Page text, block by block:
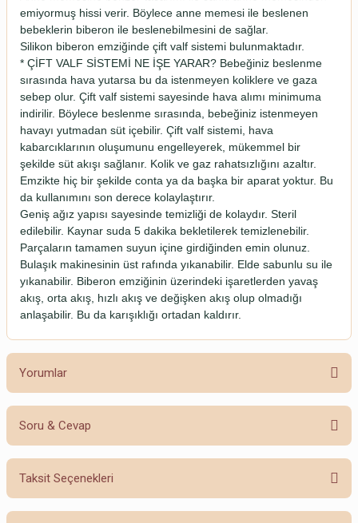
emiyormuş hissi verir. Böylece anne memesi ile beslenen
bebeklerin biberon ile beslenebilmesini de sağlar.
Silikon biberon emziğinde çift valf sistemi bulunmaktadır.
* ÇİFT VALF SİSTEMİ NE İŞE YARAR? Bebeğiniz beslenme
sırasında hava yutarsa bu da istenmeyen koliklere ve gaza
sebep olur. Çift valf sistemi sayesinde hava alımı minimuma
indirilir. Böylece beslenme sırasında, bebeğiniz istenmeyen
havayı yutmadan süt içebilir. Çift valf sistemi, hava
kabarcıklarının oluşumunu engelleyerek, mükemmel bir
şekilde süt akışı sağlanır. Kolik ve gaz rahatsızlığını azaltır.
Emzikte hiç bir şekilde conta ya da başka bir aparat yoktur. Bu
da kullanımını son derece kolaylaştırır.
Geniş ağız yapısı sayesinde temizliği de kolaydır. Steril
edilebilir. Kaynar suda 5 dakika bekletilerek temizlenebilir.
Parçaların tamamen suyun içine girdiğinden emin olunuz.
Bulaşık makinesinin üst rafında yıkanabilir. Elde sabunlu su ile
yıkanabilir. Biberon emziğinin üzerindeki işaretlerden yavaş
akış, orta akış, hızlı akış ve değişken akış olup olmadığı
anlaşabilir. Bu da karışıklığı ortadan kaldırır.
Yorumlar
Bu ürüne ilk yorumu siz yapın!
Soru & Cevap
Ürün hakkında henüz soru sorulmamış.
Taksit Seçenekleri